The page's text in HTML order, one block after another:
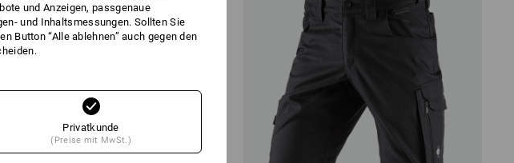
und Anzeigen, passgenaue
und Inhaltsmessungen. Sollten Sie
Button “Alle ablehnen” auch gegen den
Privatkunde
(Preise mit MwSt.)